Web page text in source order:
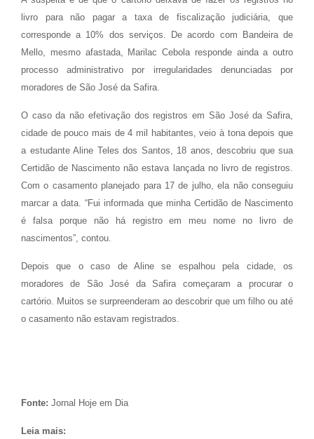
livro para não pagar a taxa de fiscalização judiciária, que
corresponde a 10% dos serviços. De acordo com Bandeira de
Mello, mesmo afastada, Marilac Cebola responde ainda a outro
processo administrativo por irregularidades denunciadas por
moradores de São José da Safira.
O caso da não efetivação dos registros em São José da Safira,
cidade de pouco mais de 4 mil habitantes, veio à tona depois que
a estudante Aline Teles dos Santos, 18 anos, descobriu que sua
Certidão de Nascimento não estava lançada no livro de registros.
Com o casamento planejado para 17 de julho, ela não conseguiu
marcar a data. “Fui informada que minha Certidão de Nascimento
é falsa porque não há registro em meu nome no livro de
nascimentos”, contou.
Depois que o caso de Aline se espalhou pela cidade, os
moradores de São José da Safira começaram a procurar o
cartório. Muitos se surpreenderam ao descobrir que um filho ou até
o casamento não estavam registrados.
Fonte: Jornal Hoje em Dia
Leia mais: